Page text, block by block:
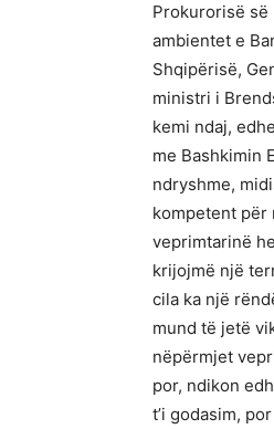
Prokurorisë së
ambientet e
Shqipërisë,
ministri i
kemi ndaj,
me Bashkimin
ndryshme,
kompetent për
veprimtarinë
krijojmë një
cila ka një
mund të jetë
nëpërmjet
por, ndikon
t’i godasim,